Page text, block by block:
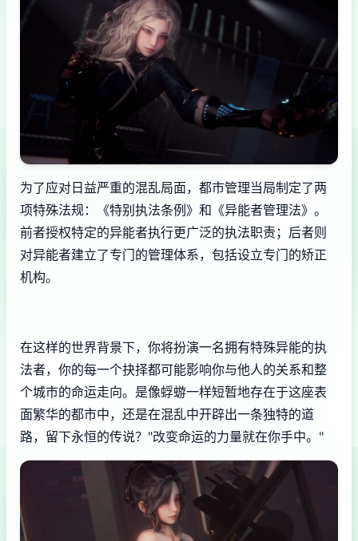
为了应对日益严重的混乱局面，都市管理当局制定了两
项特殊法规：《特别执法条例》和《异能者管理法》。
前者授权特定的异能者执行更广泛的执法职责；后者则
对异能者建立了专门的管理体系，包括设立专门的矫正
机构。
在这样的世界背景下，你将扮演一名拥有特殊异能的执
法者，你的每一个抉择都可能影响你与他人的关系和整
个城市的命运走向。是像蜉蝣一样短暂地存在于这座表
面繁华的都市中，还是在混乱中开辟出一条独特的道
路，留下永恒的传说？"改变命运的力量就在你手中。"